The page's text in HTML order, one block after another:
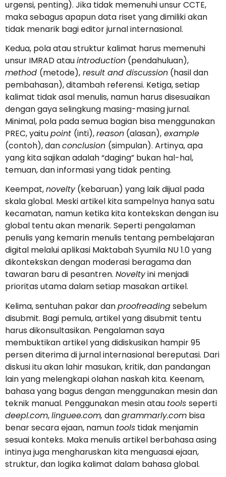
urgensi, penting). Jika tidak memenuhi unsur CCTE,
maka sebagus apapun data riset yang dimiliki akan
tidak menarik bagi editor jurnal internasional.
Kedua, pola atau struktur kalimat harus memenuhi
unsur IMRAD atauintroduction (pendahuluan),
method (metode), result and discussion (hasil dan
pembahasan), ditambah referensi. Ketiga, setiap
kalimat tidak asal menulis, namun harus disesuaikan
dengan gaya selingkung masing-masing jurnal.
Minimal, pola pada semua bagian bisa menggunakan
PREC, yaitupoint (inti),reason (alasan), example
(contoh), danconclusion (simpulan). Artinya, apa
yang kita sajikan adalah “daging” bukan hal-hal,
temuan, dan informasi yang tidak penting.
Keempat,novelty(kebaruan) yang laik dijual pada
skala global. Meski artikel kita sampelnya hanya satu
kecamatan, namun ketika kita kontekskan dengan isu
global tentu akan menarik. Seperti pengalaman
penulis yang kemarin menulis tentang pembelajaran
digital melalui aplikasi Maktabah Syumila NU 1.0 yang
dikontekskan dengan moderasi beragama dan
tawaran baru di pesantren. Noveltyini menjadi
prioritas utama dalam setiap masakan artikel.
Kelima, sentuhan pakar danproofreadingsebelum
disubmit. Bagi pemula, artikel yang disubmit tentu
harus dikonsultasikan. Pengalaman saya
membuktikan artikel yang didiskusikan hampir 95
persen diterima di jurnal internasional bereputasi. Dari
diskusi itu akan lahir masukan, kritik, dan pandangan
lain yang melengkapi olahan naskah kita. Keenam,
bahasa yang bagus dengan menggunakan mesin dan
teknik manual. Penggunakan mesin atau tools seperti
deepl.com,linguee.com, dangrammarly.com bisa
benar secara ejaan, namun tools tidak menjamin
sesuai konteks. Maka menulis artikel berbahasa asing
intinya juga mengharuskan kita menguasai ejaan,
struktur, dan logika kalimat dalam bahasa global.